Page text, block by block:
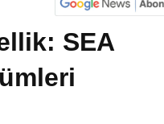
SEA